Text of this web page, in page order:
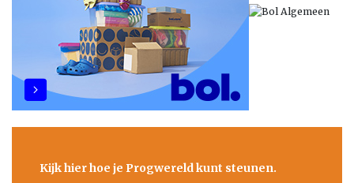
Kijk hier hoe je Progwereld kunt steunen.